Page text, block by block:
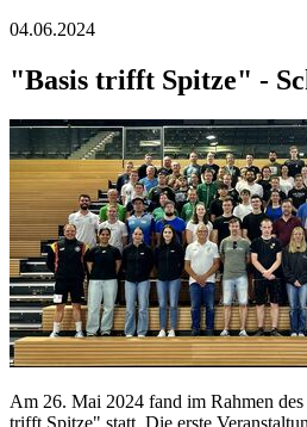
04.06.2024
"Basis trifft Spitze" -
Am 26. Mai 2024 fand im Rahmen